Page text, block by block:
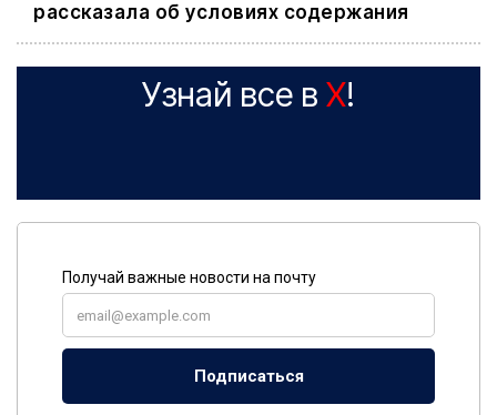
рассказала об условиях содержания
Узнай все в X!